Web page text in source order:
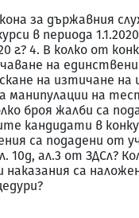
за държавния
в периода
4. В колко от
на
на изтичане
манипулации на
броя жалби са
в
са подадени от
ал.3 от ЗДСл?
са